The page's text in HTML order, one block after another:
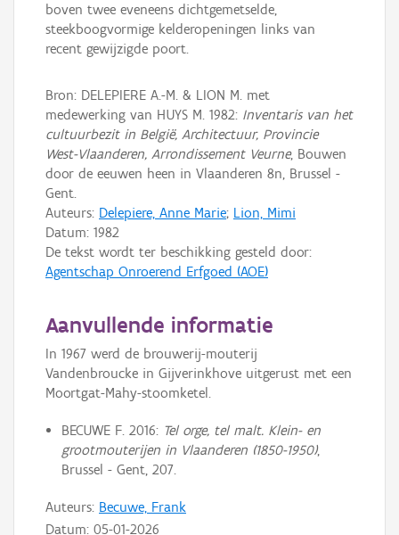
boven twee eveneens dichtgemetselde,
steekboogvormige kelderopeningen links van
recent gewijzigde poort.
Bron: DELEPIERE A.-M. & LION M. met
medewerking van HUYS M. 1982: Inventaris van het
cultuurbezit in België, Architectuur, Provincie
West-Vlaanderen, Arrondissement Veurne, Bouwen
door de eeuwen heen in Vlaanderen 8n, Brussel -
Gent.
Auteurs: Delepiere, Anne Marie; Lion, Mimi
Datum: 1982
De tekst wordt ter beschikking gesteld door:
Agentschap Onroerend Erfgoed (AOE)
Aanvullende informatie
In 1967 werd de brouwerij-mouterij
Vandenbroucke in Gijverinkhove uitgerust met een
Moortgat-Mahy-stoomketel.
BECUWE F. 2016: Tel orge, tel malt. Klein- en
grootmouterijen in Vlaanderen (1850-1950),
Brussel - Gent, 207.
Auteurs: Becuwe, Frank
Datum: 05-01-2026